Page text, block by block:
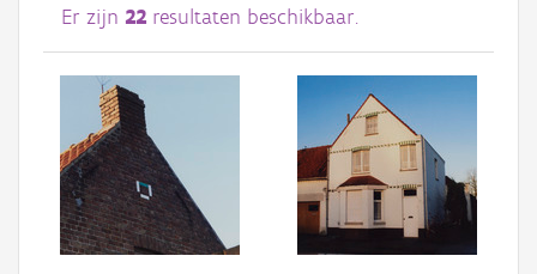
Afbeeldingen
#BeeldIndeKijker
Over ons
Aanmelden
Er zijn 22 resultaten beschikbaar.